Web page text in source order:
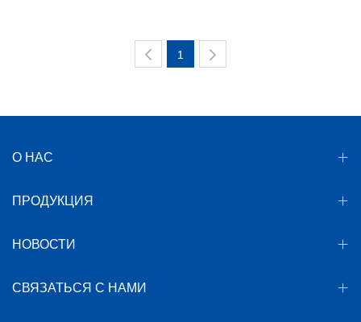
1
О НАС
ПРОДУКЦИЯ
НОВОСТИ
СВЯЗАТЬСЯ С НАМИ